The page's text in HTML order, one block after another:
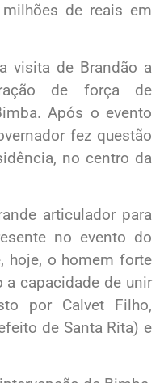
de reais em
visita de Brandão a
de força de
Após o evento
fez questão
no centro da
articulador para
no evento do
hoje, o homem forte
a capacidade de unir
por Calvet Filho,
de Santa Rita) e